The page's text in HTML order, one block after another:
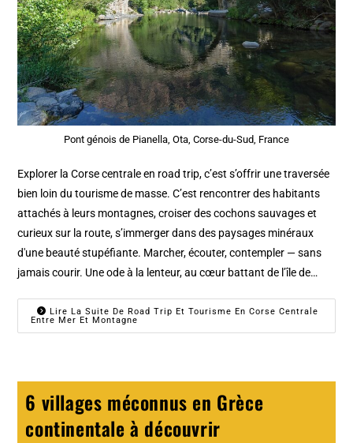
Pont génois de Pianella, Ota, Corse-du-Sud, France
Explorer la Corse centrale en road trip, c’est s’offrir une traversée
bien loin du tourisme de masse. C’est rencontrer des habitants
attachés à leurs montagnes, croiser des cochons sauvages et
curieux sur la route, s’immerger dans des paysages minéraux
d'une beauté stupéfiante. Marcher, écouter, contempler — sans
jamais courir. Une ode à la lenteur, au cœur battant de l’île de…
Lire La Suite De Road Trip Et Tourisme En Corse Centrale
Entre Mer Et Montagne
6 villages méconnus en Grèce
continentale à découvrir